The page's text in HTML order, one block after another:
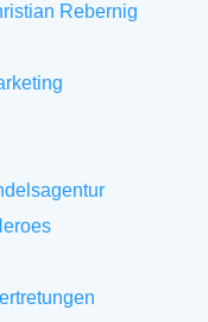
Rebernig